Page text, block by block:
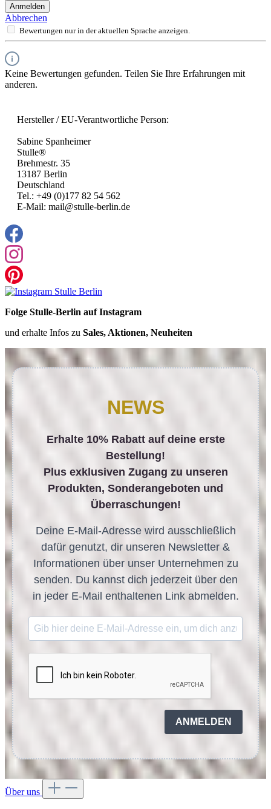
Anmelden
Abbrechen
Bewertungen nur in der aktuellen Sprache anzeigen.
Keine Bewertungen gefunden. Teilen Sie Ihre Erfahrungen mit
anderen.
Hersteller / EU-Verantwortliche Person:
Sabine Spanheimer
Stulle®
Brehmestr. 35
13187 Berlin
Deutschland
Tel.: +49 (0)177 82 54 562
E-Mail: mail@stulle-berlin.de
Folge Stulle-Berlin auf Instagram
und erhalte Infos zu Sales, Aktionen, Neuheiten
NEWS
Erhalte 10% Rabatt auf deine erste
Bestellung!
Plus exklusiven Zugang zu unseren
Produkten, Sonderangeboten und
Überraschungen!
Deine E-Mail-Adresse wird ausschließlich
dafür genutzt, dir unseren Newsletter &
Informationen über unser Unternehmen zu
senden. Du kannst dich jederzeit über den
in jeder E-Mail enthaltenen Link abmelden.
ANMELDEN
Über uns